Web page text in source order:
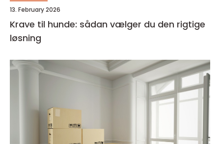
13. February 2026
Krave til hunde: sådan vælger du den rigtige
løsning